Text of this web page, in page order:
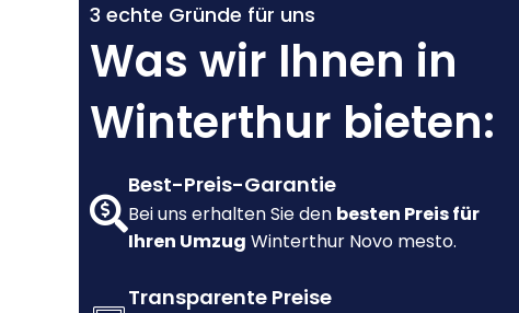
3 echte Gründe für uns
Was wir Ihnen in
Winterthur bieten:
Best-Preis-Garantie
Bei uns erhalten Sie den besten Preis für
Ihren Umzug Winterthur Novo mesto.
Transparente Preise